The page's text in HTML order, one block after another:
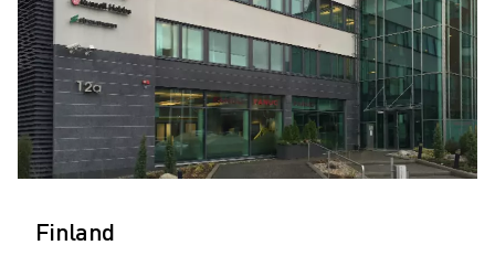
Finland